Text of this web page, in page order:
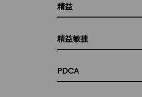
精益
精益敏捷
PDCA